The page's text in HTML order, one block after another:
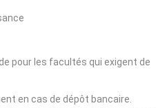
pour les facultés qui exigent de
en cas de dépôt bancaire.